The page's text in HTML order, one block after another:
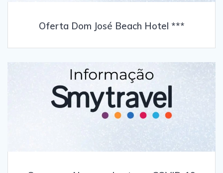
Oferta Dom José Beach Hotel ***